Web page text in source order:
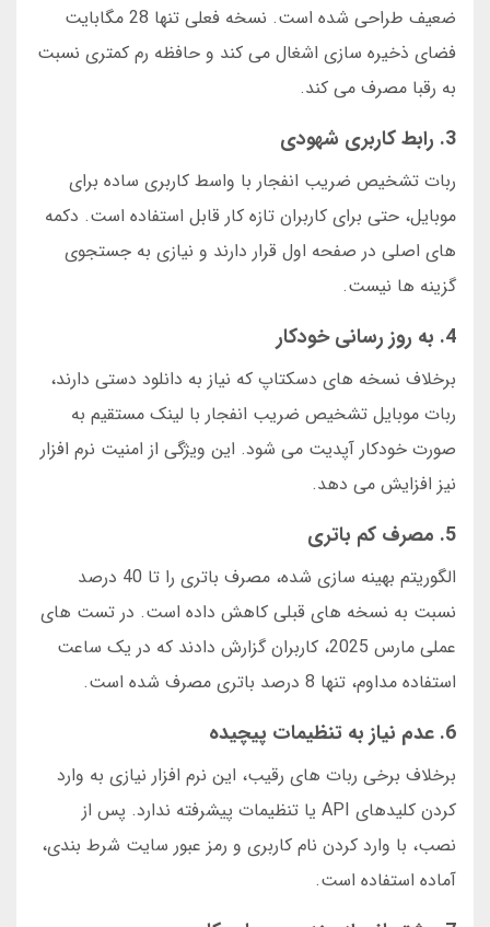
ضعیف طراحی شده است. نسخه فعلی تنها 28 مگابایت
فضای ذخیره سازی اشغال می کند و حافظه رم کمتری نسبت
به رقبا مصرف می کند.
3. رابط کاربری شهودی
ربات تشخیص ضریب انفجار با واسط کاربری ساده برای
موبایل، حتی برای کاربران تازه کار قابل استفاده است. دکمه
های اصلی در صفحه اول قرار دارند و نیازی به جستجوی
گزینه ها نیست.
4. به روز رسانی خودکار
برخلاف نسخه های دسکتاپ که نیاز به دانلود دستی دارند،
ربات موبایل تشخیص ضریب انفجار با لینک مستقیم به
صورت خودکار آپدیت می شود. این ویژگی از امنیت نرم افزار
نیز افزایش می دهد.
5. مصرف کم باتری
الگوریتم بهینه سازی شده، مصرف باتری را تا 40 درصد
نسبت به نسخه های قبلی کاهش داده است. در تست های
عملی مارس 2025، کاربران گزارش دادند که در یک ساعت
استفاده مداوم، تنها 8 درصد باتری مصرف شده است.
6. عدم نیاز به تنظیمات پیچیده
برخلاف برخی ربات های رقیب، این نرم افزار نیازی به وارد
کردن کلیدهای API یا تنظیمات پیشرفته ندارد. پس از
نصب، با وارد کردن نام کاربری و رمز عبور سایت شرط بندی،
آماده استفاده است.